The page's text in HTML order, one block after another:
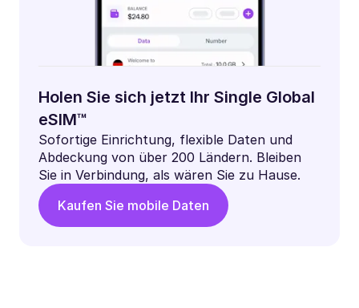
Holen Sie sich jetzt Ihr Single Global
eSIM™
Sofortige Einrichtung, flexible Daten und
Abdeckung von über 200 Ländern. Bleiben
Sie in Verbindung, als wären Sie zu Hause.
Kaufen Sie mobile Daten